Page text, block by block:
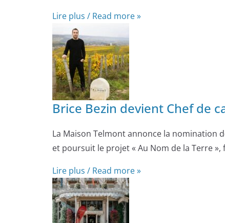
Lire plus / Read more »
Brice Bezin devient Chef de
La Maison Telmont annonce la nomination
et poursuit le projet « Au Nom de la Terre
Lire plus / Read more »